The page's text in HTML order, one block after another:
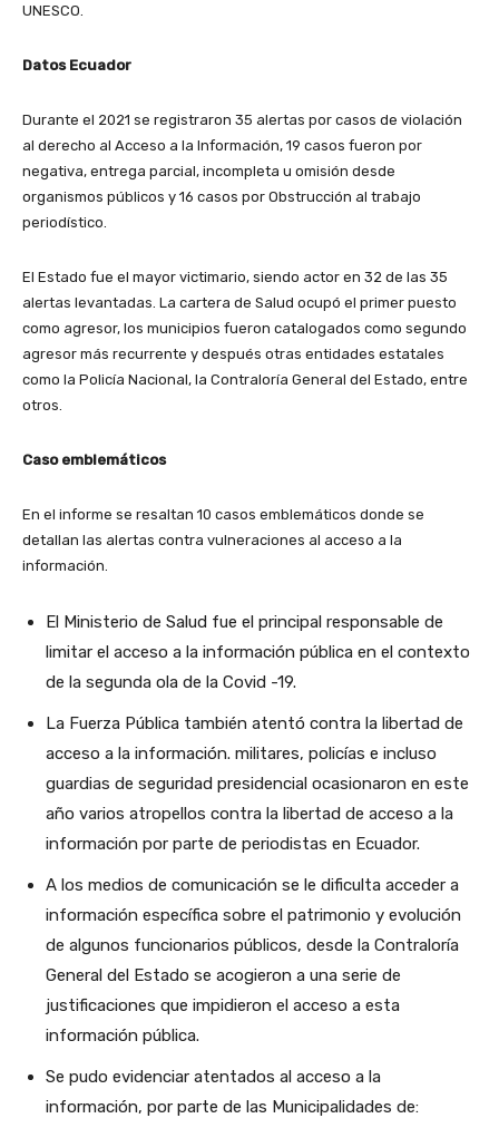
UNESCO.
Datos Ecuador
Durante el 2021 se registraron 35 alertas por casos de violación
al derecho al Acceso a la Información, 19 casos fueron por
negativa, entrega parcial, incompleta u omisión desde
organismos públicos y 16 casos por Obstrucción al trabajo
periodístico.
El Estado fue el mayor victimario, siendo actor en 32 de las 35
alertas levantadas. La cartera de Salud ocupó el primer puesto
como agresor, los municipios fueron catalogados como segundo
agresor más recurrente y después otras entidades estatales
como la Policía Nacional, la Contraloría General del Estado, entre
otros.
Caso emblemáticos
En el informe se resaltan 10 casos emblemáticos donde se
detallan las alertas contra vulneraciones al acceso a la
información.
El Ministerio de Salud fue el principal responsable de
limitar el acceso a la información pública en el contexto
de la segunda ola de la Covid -19.
La Fuerza Pública también atentó contra la libertad de
acceso a la información. militares, policías e incluso
guardias de seguridad presidencial ocasionaron en este
año varios atropellos contra la libertad de acceso a la
información por parte de periodistas en Ecuador.
A los medios de comunicación se le dificulta acceder a
información específica sobre el patrimonio y evolución
de algunos funcionarios públicos, desde la Contraloría
General del Estado se acogieron a una serie de
justificaciones que impidieron el acceso a esta
información pública.
Se pudo evidenciar atentados al acceso a la
información, por parte de las Municipalidades de: